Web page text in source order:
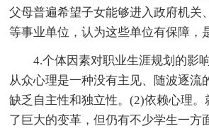
父母普遍希望子女能够进入政府机关
等事业单位，认为这些单位有保障，
4.个体因素对职业生涯规划的影响
从众心理是一种没有主见、随波逐流
缺乏自主性和独立性。(2)依赖心理。
了巨大的变革，但仍有不少学生一方